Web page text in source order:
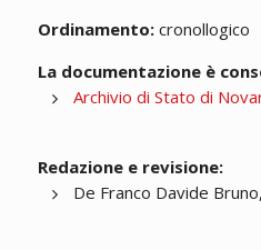
Ordinamento:cronollogico
La documentazione è
Archivio di Stato di
Redazione e revisione:
De Franco Davide